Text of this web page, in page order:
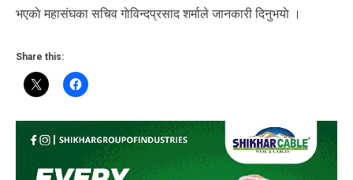
भएकाे महासंघका सचिव गाेविन्दप्रसाद शर्माले जानकारी दिनुभयाे ।
Share this: